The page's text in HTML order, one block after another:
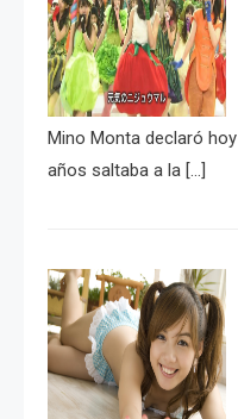
Mino Monta declaró
años saltaba a la […]